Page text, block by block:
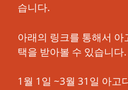
습니다.
아래의 링크를 통해서
택을 받아볼 수 있습니다.
1월 1일 ~3월 31일 아고